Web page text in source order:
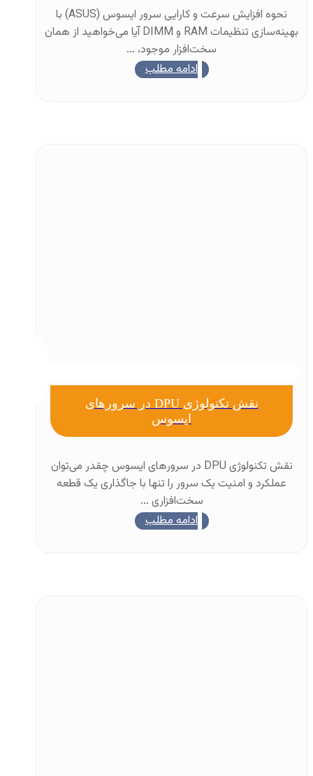
نحوه افزایش سرعت و کارایی سرور ایسوس (ASUS) با
بهینه‌سازی تنظیمات RAM و DIMM آیا می‌خواهید از همان
سخت‌افزار موجود، ...
ادامه مطلب
نقش تکنولوژی DPU در سرورهای
ایسوس
نقش تکنولوژی DPU در سرورهای ایسوس چقدر می‌توان
عملکرد و امنیت یک سرور را تنها با جاگذاری یک قطعه
سخت‌افزاری ...
ادامه مطلب